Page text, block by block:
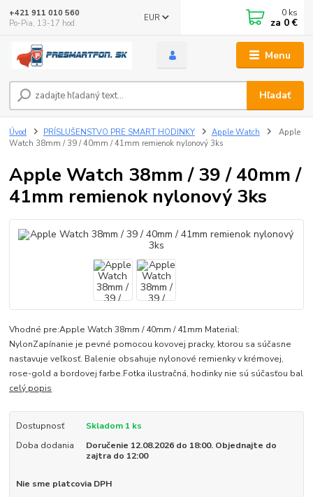
Menu
EUR
Hľadať
+421 911 010 560
Po-Pia, 13-17 hod.
0 ks
za 0 €
Úvod PRÍSLUŠENSTVO PRE SMART HODINKY Apple Watch
Apple
Watch 38mm / 39 / 40mm / 41mm remienok nylonový 3ks
Apple Watch 38mm / 39 / 40mm /
41mm remienok nylonový 3ks
Vhodné pre:Apple Watch 38mm / 40mm / 41mm Material:
NylonZapínanie je pevné pomocou kovovej pracky, ktorou sa súčasne
nastavuje veľkosť. Balenie obsahuje nylonové remienky v krémovej,
rose-gold a bordovej farbe.Fotka ilustračná, hodinky nie sú súčasťou bal
celý popis
Dostupnosť
Skladom 1 ks
Doba dodania
Doručenie 12.08.2026 do 18:00. Objednajte do
zajtra do 12:00
Nie sme platcovia DPH